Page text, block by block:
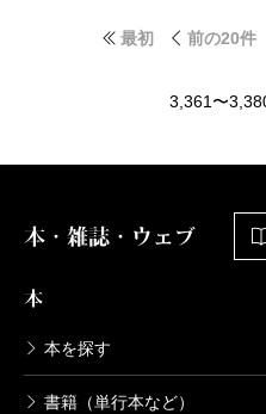
最初 前の20件
3,361〜
本・雑誌・ウェブ
本
本を探す
書籍（単行本など）